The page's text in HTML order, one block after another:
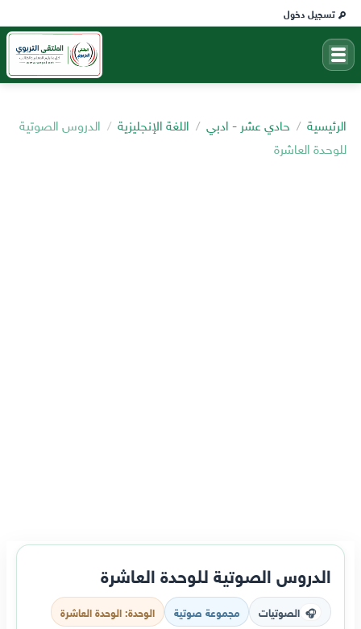
تسجيل دخول
الرئيسية حادي عشر - ادبي اللغة الإنجليزية
الدروس الصوتية
للوحدة العاشرة
الدروس الصوتية للوحدة العاشرة
🎧 الصوتيات مجموعة صوتية الوحدة: الوحدة العاشرة